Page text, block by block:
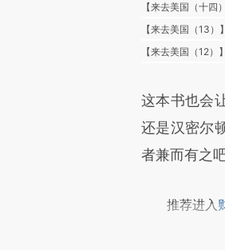
【来去美国（十四
【来去美国（13
【来去美国（12
这本书也会
还是汉密尔
者兼而有之吧
推荐进入